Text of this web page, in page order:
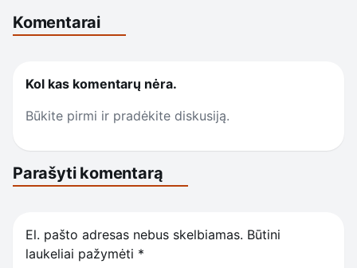
Komentarai
Kol kas komentarų nėra.
Būkite pirmi ir pradėkite diskusiją.
Parašyti komentarą
El. pašto adresas nebus skelbiamas. Būtini
laukeliai pažymėti *